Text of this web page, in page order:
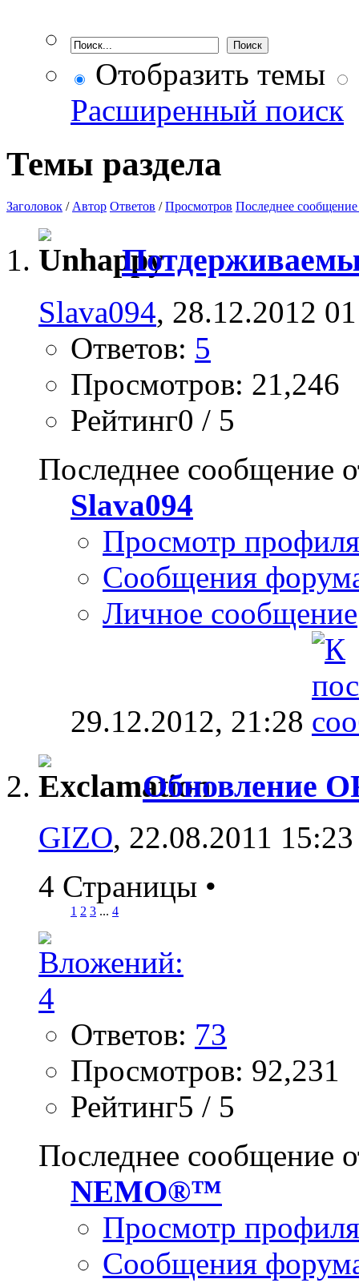
Отобразить темы
Расширенный поиск
Темы раздела
Заголовок / Автор Ответов /Просмотров Последнее сообщение
Slava094, 28.12.2012
Ответов: 5
Просмотров: 21,246
Рейтинг0 / 5
Последнее сообщение
Slava094
Просмотр профиля
Сообщения
Личное сообщение
29.12.2012, 21:28
Обновление
GIZO, 22.08.2011 15:23
4 Страницы •
1 2 3 ... 4
Ответов: 73
Просмотров: 92,231
Рейтинг5 / 5
Последнее сообщение
NEMO®™
Просмотр профиля
Сообщения